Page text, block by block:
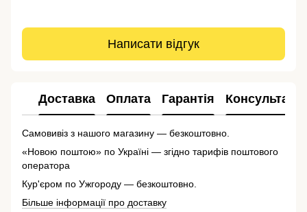
Написати відгук
Доставка Оплата Гарантія Консультація
Самовивіз з нашого магазину — безкоштовно.
«Новою поштою» по Україні — згідно тарифів поштового
оператора
Кур'єром по Ужгороду — безкоштовно.
Більше інформації про доставку